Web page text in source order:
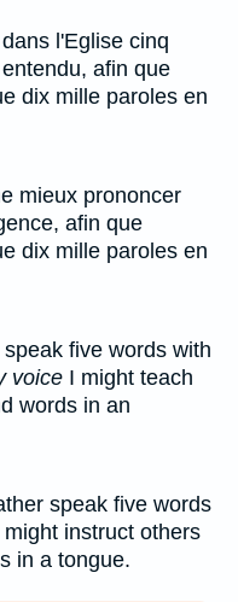
l'Eglise cinq
afin que
dix mille paroles en
mieux prononcer
afin que
dix mille paroles en
five words with
voice I might teach
words in an
speak five words
instruct others
in a tongue.